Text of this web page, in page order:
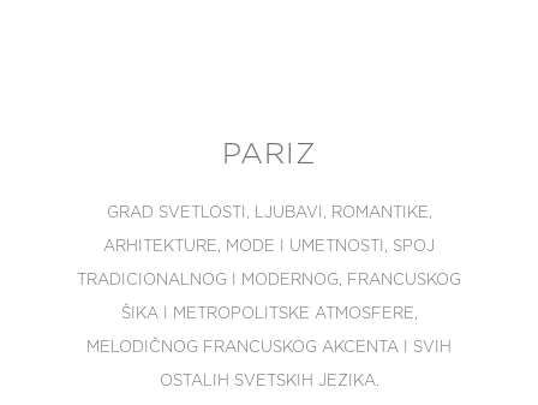
PARIZ
GRAD SVETLOSTI, LJUBAVI, ROMANTIKE,
ARHITEKTURE, MODE I UMETNOSTI, SPOJ
TRADICIONALNOG I MODERNOG, FRANCUSKOG
ŠIKA I METROPOLITSKE ATMOSFERE,
MELODIČNOG FRANCUSKOG AKCENTA I SVIH
OSTALIH SVETSKIH JEZIKA.